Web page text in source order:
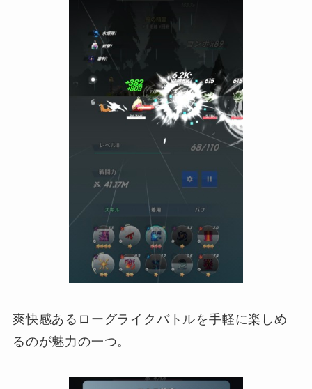
爽快感あるローグライクバトルを手軽に楽しめ
るのが魅力の一つ。